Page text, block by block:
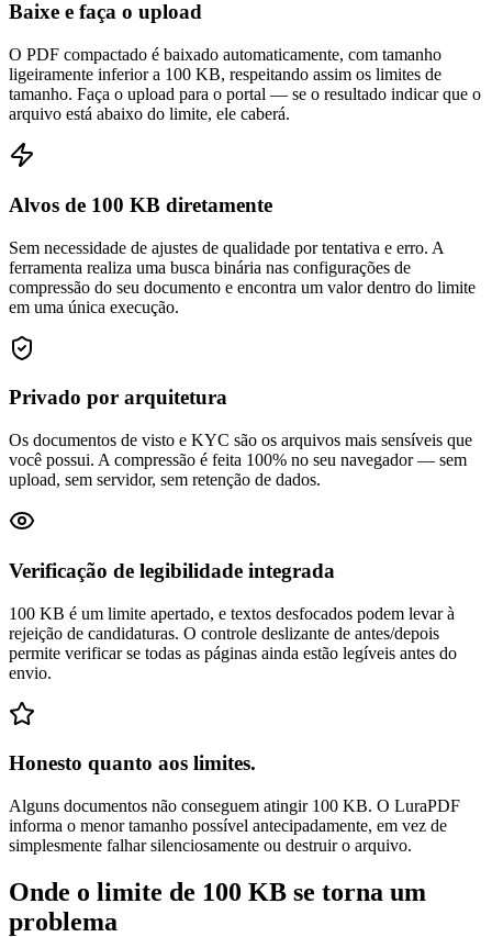
Baixe e faça o upload
O PDF compactado é baixado automaticamente, com tamanho
ligeiramente inferior a 100 KB, respeitando assim os limites de
tamanho. Faça o upload para o portal — se o resultado indicar que o
arquivo está abaixo do limite, ele caberá.
Alvos de 100 KB diretamente
Sem necessidade de ajustes de qualidade por tentativa e erro. A
ferramenta realiza uma busca binária nas configurações de
compressão do seu documento e encontra um valor dentro do limite
em uma única execução.
Privado por arquitetura
Os documentos de visto e KYC são os arquivos mais sensíveis que
você possui. A compressão é feita 100% no seu navegador — sem
upload, sem servidor, sem retenção de dados.
Verificação de legibilidade integrada
100 KB é um limite apertado, e textos desfocados podem levar à
rejeição de candidaturas. O controle deslizante de antes/depois
permite verificar se todas as páginas ainda estão legíveis antes do
envio.
Honesto quanto aos limites.
Alguns documentos não conseguem atingir 100 KB. O LuraPDF
informa o menor tamanho possível antecipadamente, em vez de
simplesmente falhar silenciosamente ou destruir o arquivo.
Onde o limite de 100 KB se torna um
problema